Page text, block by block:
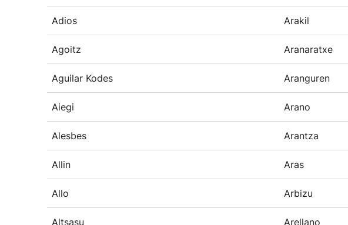
Adios Arakil
Agoitz Aranaratxe
Aguilar Kodes Aranguren
Aiegi Arano
Alesbes Arantza
Allin Aras
Allo Arbizu
Altsasu Arellano